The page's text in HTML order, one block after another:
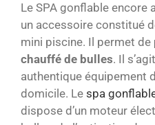
Le SPA gonflable encore
un accessoire constitué
mini piscine. Il permet de
chauffé de bulles. Il
authentique équipement
domicile. Le spa
dispose d’un moteur